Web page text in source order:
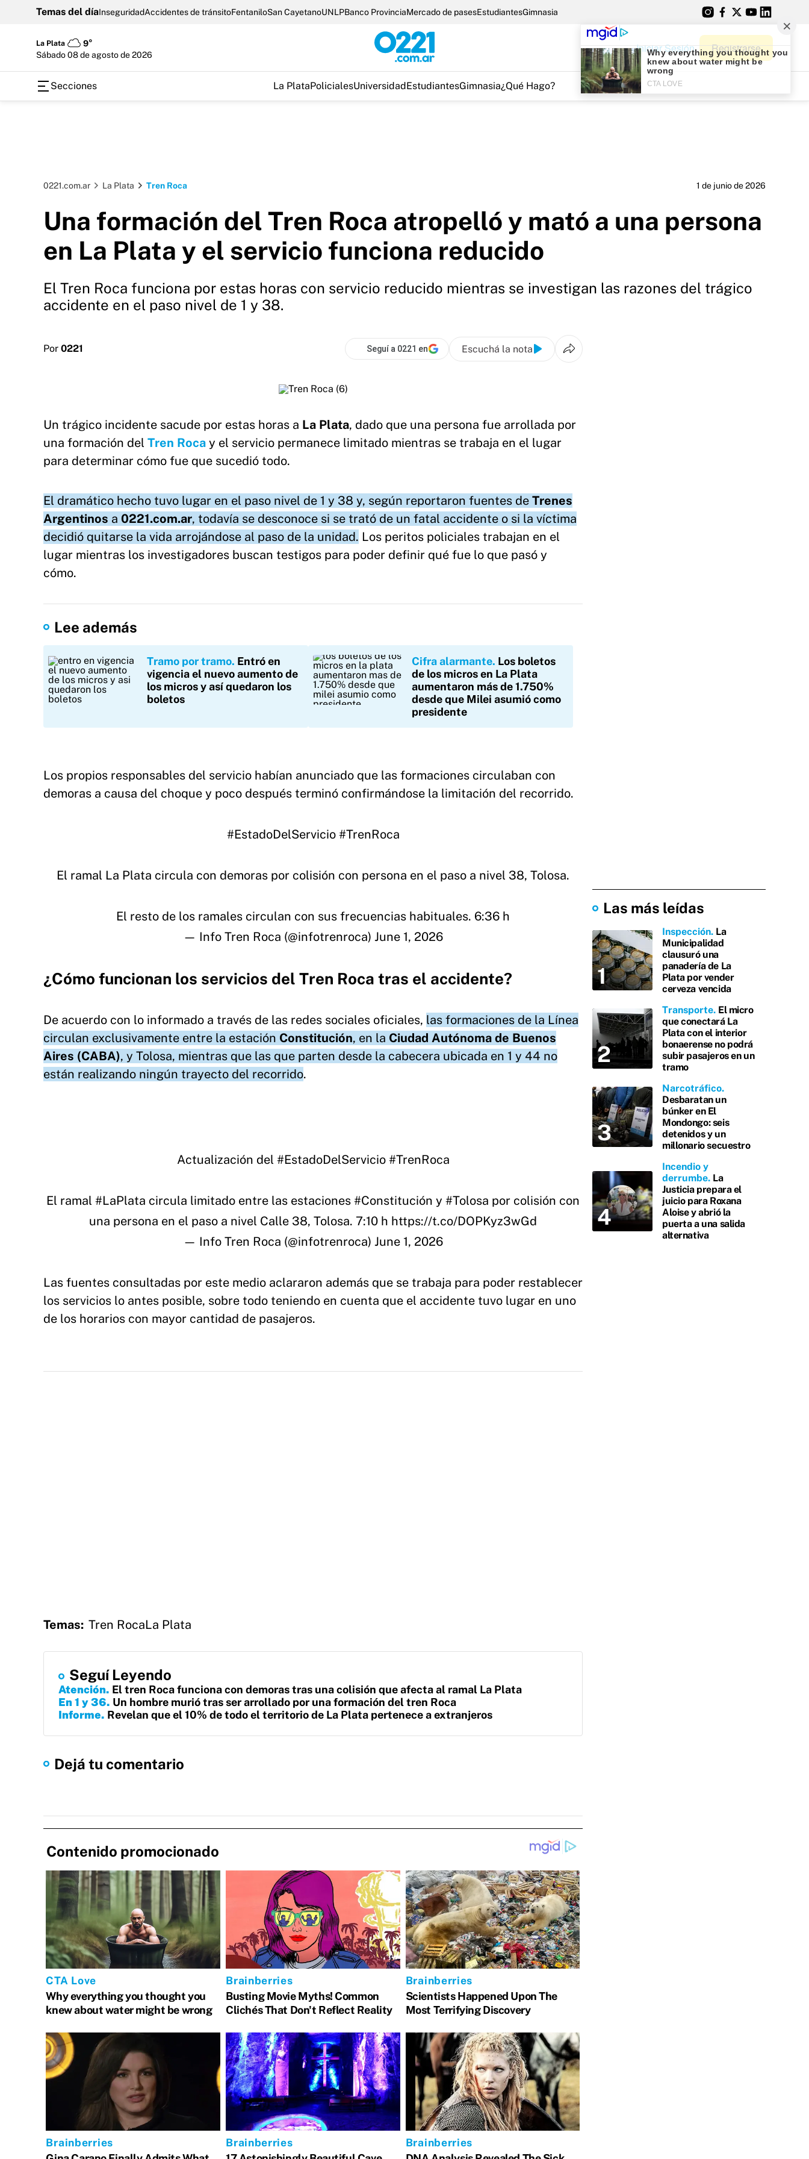
Temas del díaInseguridadAccidentes de tránsitoFentaniloSan CayetanoUNLPBanco ProvinciaMercado de pasesEstudiantesGimnasia
La Plata
9°
sábado 08 de agosto de 2026
Iniciar Sesión Registrarse
Secciones La PlataPolicialesUniversidadEstudiantesGimnasia¿Qué Hago?
0221.com.ar La Plata Tren Roca 1 de junio de 2026
Una formación del Tren Roca atropelló y mató a una persona
en La Plata y el servicio funciona reducido
El Tren Roca funciona por estas horas con servicio reducido mientras se investigan las razones del trágico
accidente en el paso nivel de 1 y 38.
Por 0221 Seguí a 0221 en Escuchá la nota
Un trágico incidente sacude por estas horas a La Plata, dado que una persona fue arrollada por
una formación del Tren Roca y el servicio permanece limitado mientras se trabaja en el lugar
para determinar cómo fue que sucedió todo.
El dramático hecho tuvo lugar en el paso nivel de 1 y 38 y, según reportaron fuentes de Trenes
Argentinos a 0221.com.ar, todavía se desconoce si se trató de un fatal accidente o si la víctima
decidió quitarse la vida arrojándose al paso de la unidad. Los peritos policiales trabajan en el
lugar mientras los investigadores buscan testigos para poder definir qué fue lo que pasó y
cómo.
Lee además
Tramo por tramo Entró en
vigencia el nuevo aumento de
los micros y así quedaron los
boletos
Cifra alarmante Los boletos
de los micros en La Plata
aumentaron más de 1.750%
desde que Milei asumió como
presidente
Los propios responsables del servicio habían anunciado que las formaciones circulaban con
demoras a causa del choque y poco después terminó confirmándose la limitación del recorrido.
#EstadoDelServicio #TrenRoca
El ramal La Plata circula con demoras por colisión con persona en el paso a nivel 38, Tolosa.
El resto de los ramales circulan con sus frecuencias habituales. 6:36 h
— Info Tren Roca (@infotrenroca) June 1, 2026
¿Cómo funcionan los servicios del Tren Roca tras el accidente?
De acuerdo con lo informado a través de las redes sociales oficiales, las formaciones de la Línea
circulan exclusivamente entre la estación Constitución, en la Ciudad Autónoma de Buenos
Aires (CABA), y Tolosa, mientras que las que parten desde la cabecera ubicada en 1 y 44 no
están realizando ningún trayecto del recorrido.
Actualización del #EstadoDelServicio #TrenRoca
El ramal #LaPlata circula limitado entre las estaciones #Constitución y #Tolosa por colisión con
una persona en el paso a nivel Calle 38, Tolosa. 7:10 h https://t.co/DOPKyz3wGd
— Info Tren Roca (@infotrenroca) June 1, 2026
Las fuentes consultadas por este medio aclararon además que se trabaja para poder restablecer
los servicios lo antes posible, sobre todo teniendo en cuenta que el accidente tuvo lugar en uno
de los horarios con mayor cantidad de pasajeros.
Temas: Tren RocaLa Plata
Seguí Leyendo
Atención El tren Roca funciona con demoras tras una colisión que afecta al ramal La Plata
En 1 y 36 Un hombre murió tras ser arrollado por una formación del tren Roca
Informe Revelan que el 10% de todo el territorio de La Plata pertenece a extranjeros
Dejá tu comentario
Las más leídas
Inspección La
Municipalidad
clausuró una
panadería de La
Plata por vender
cerveza vencida
Transporte El micro
que conectará La
Plata con el interior
bonaerense no podrá
subir pasajeros en un
tramo
Narcotráfico
Desbaratan un
búnker en El
Mondongo: seis
detenidos y un
millonario secuestro
Incendio y
derrumbe La
Justicia prepara el
juicio para Roxana
Aloise y abrió la
puerta a una salida
alternativa